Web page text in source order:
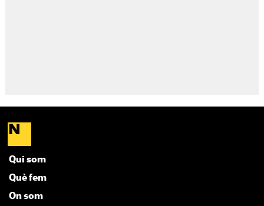
Qui som
Què fem
On som